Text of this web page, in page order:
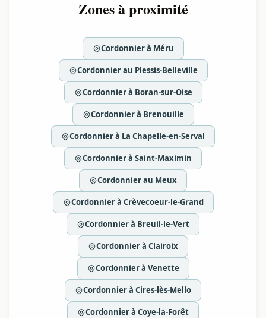
Zones à proximité
Cordonnier à Méru
Cordonnier au Plessis-Belleville
Cordonnier à Boran-sur-Oise
Cordonnier à Brenouille
Cordonnier à La Chapelle-en-Serval
Cordonnier à Saint-Maximin
Cordonnier au Meux
Cordonnier à Crèvecoeur-le-Grand
Cordonnier à Breuil-le-Vert
Cordonnier à Clairoix
Cordonnier à Venette
Cordonnier à Cires-lès-Mello
Cordonnier à Coye-la-Forêt